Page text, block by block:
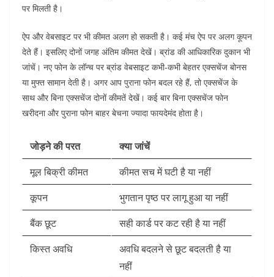
पर मिलती है।
ऐप और वेबसाइट पर भी कीमत अलग हो सकती है। कई मंच ऐप पर अलग कूपन
देते हैं। इसलिए दोनों जगह अंतिम कीमत देखें। ब्रांड की आधिकारिक दुकान भी
जांचें। नए फोन के लॉन्च पर ब्रांड वेबसाइट कभी-कभी बेहतर एक्सचेंज बोनस
या मुफ्त सामान देती है। अगर आप पुराना फोन बदल रहे हैं, तो एक्सचेंज के
साथ और बिना एक्सचेंज दोनों कीमतें देखें। कई बार बिना एक्सचेंज फोन
खरीदना और पुराना फोन बाहर बेचना ज्यादा फायदेमंद होता है।
जोड़ने की परत
क्या जांचें
मूल बिक्री कीमत
कीमत सच में घटी है या नहीं
कूपन
भुगतान पृष्ठ पर लागू हुआ या नहीं
बैंक छूट
सही कार्ड पर कट रही है या नहीं
किस्त अवधि
अवधि बदलने से छूट बदलती है या
नहीं